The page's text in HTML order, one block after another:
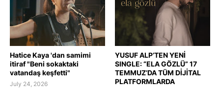
Hatice Kaya 'dan samimi
itiraf "Beni sokaktaki
vatandaş keşfetti"
July 24, 2026
YUSUF ALP’TEN YENİ
SINGLE: “ELA GÖZLÜ” 17
TEMMUZ’DA TÜM DİJİTAL
PLATFORMLARDA